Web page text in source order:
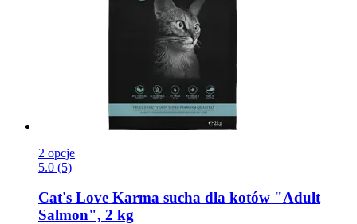
2 opcje
5.0 (5)
Cat's Love Karma sucha dla kotów "Adult
Salmon", 2 kg